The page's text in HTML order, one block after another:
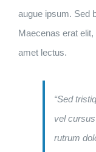
augue ipsum. Sed
Maecenas erat
amet lectus.
“Sed
vel
rutrum